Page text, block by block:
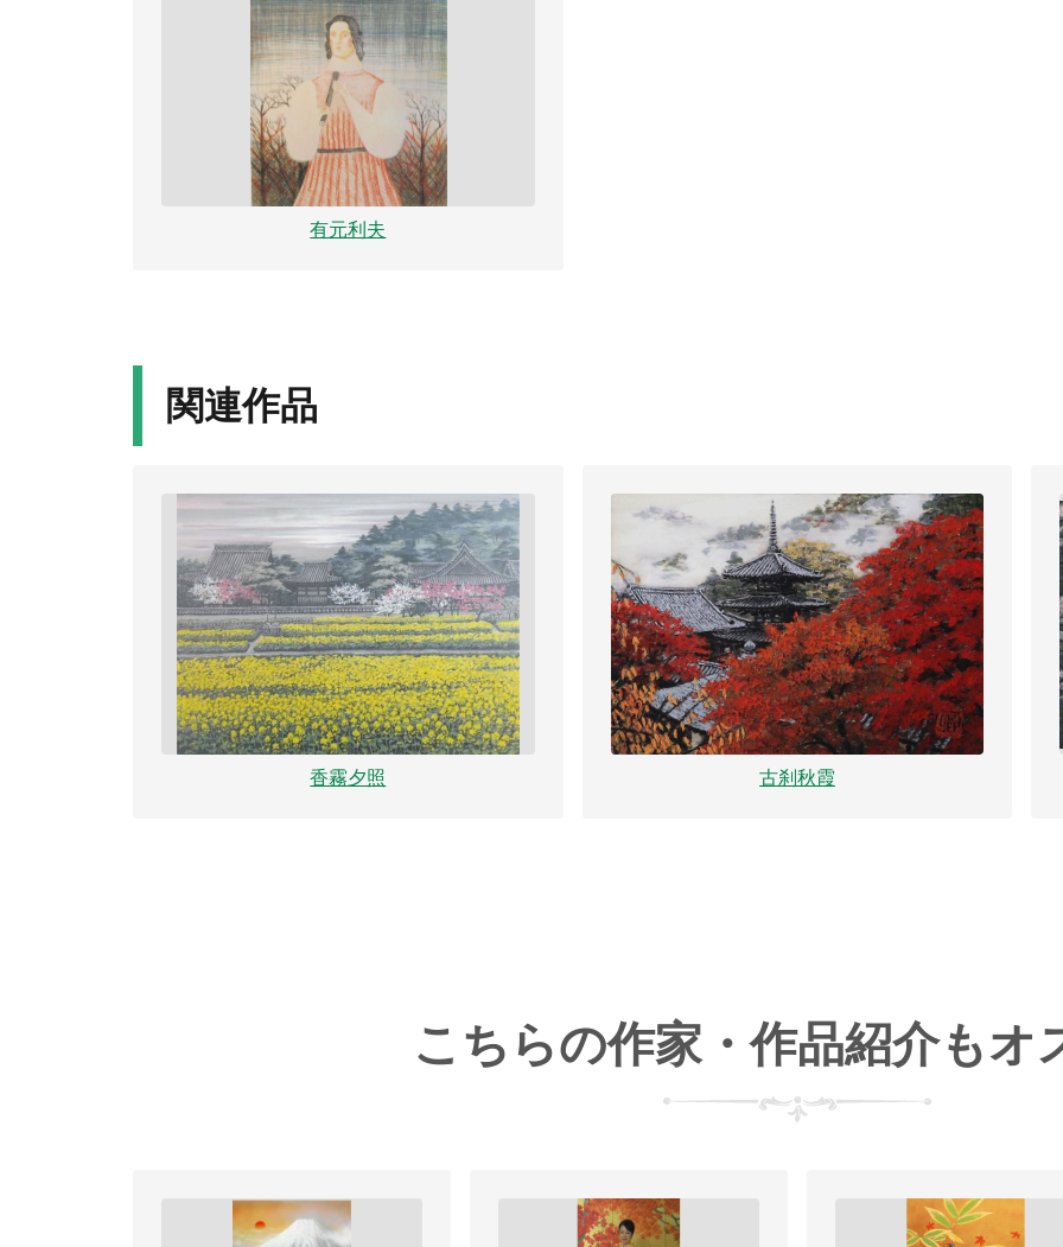
有元利夫
関連作品
香霧夕照 古刹秋霞
こちらの作家・作品紹介もオ